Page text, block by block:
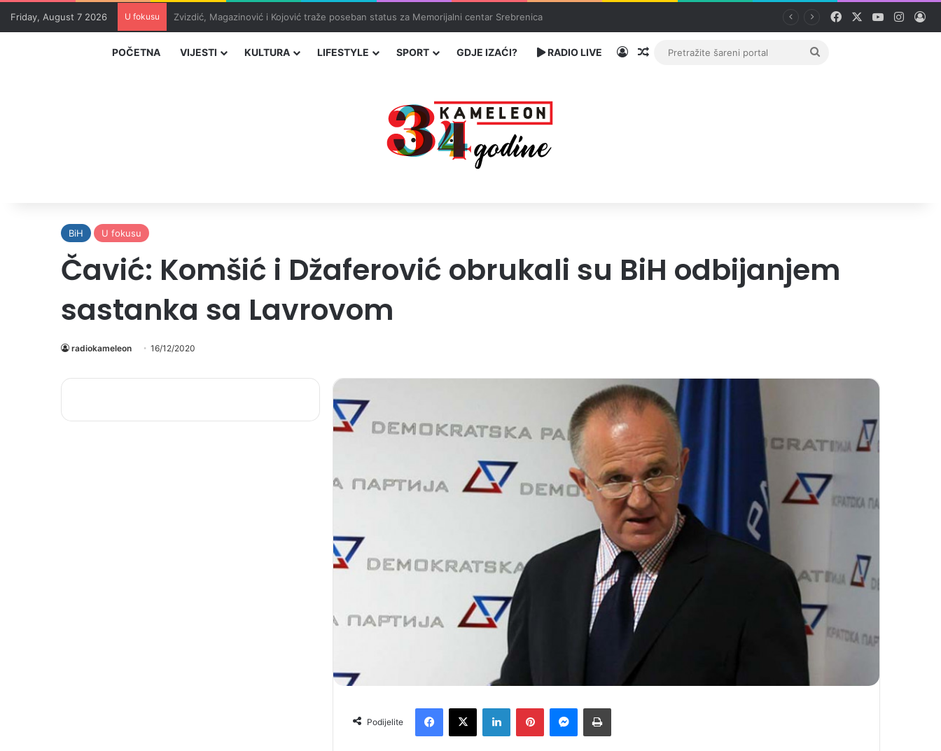
Friday, August 7 2026 U fokusu Masakr u školi u blizini Bangkoka: učenik ubio babu i dedu, pa pucao na nastavnike i đake Facebook YouTube
POČETNA VIJESTI KULTURA LIFESTYLE SPORT GDJE IZAĆI? RADIO LIVE PrijavaRandom članak
Pretražite
BiH U fokusu
Čavić: Komšić i Džaferović obrukali su BiH odbijanjem
sastanka sa Lavrovom
radiokameleon 16/12/2020
Podijelite